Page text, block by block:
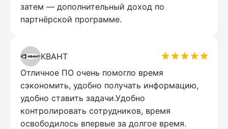
затем — дополнительный доход по
партнёрской программе.
КВАНТ
Отличное ПО очень помогло время
сэкономить, удобно получать информацию,
удобно ставить задачи.Удобно
контролировать сотрудников, время
освободилось впервые за долгое время.